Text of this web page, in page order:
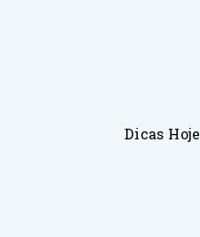
Dicas Hoje